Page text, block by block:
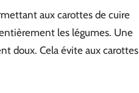
aux carottes de cuire
les légumes. Une
doux. Cela évite aux carottes